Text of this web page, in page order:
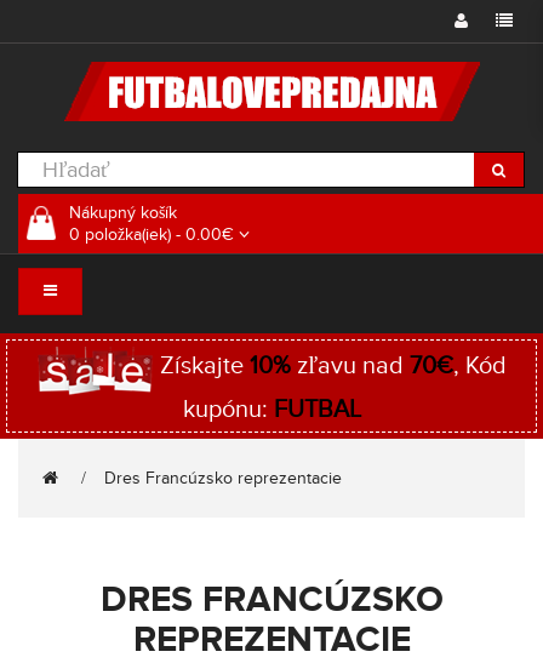
Nákupný košík
0 položka(iek) - 0.00€
Získajte 10%zľavu nad 70€, Kód
kupónu: FUTBAL
Dres Francúzsko reprezentacie
DRES FRANCÚZSKO
REPREZENTACIE